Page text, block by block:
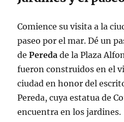
Comience su visita a la
paseo por el mar. Dé un
dePereda de la Plaza
fueron construidos en el
ciudad en honor del
Pereda, cuya estatua de
encuentra en los jardines.